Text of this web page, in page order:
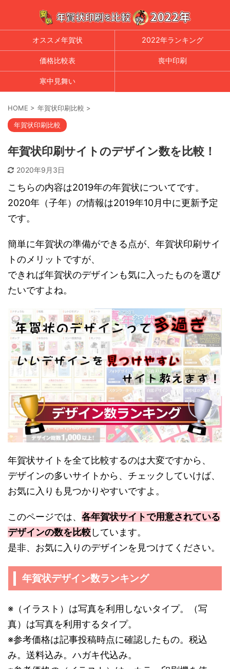
オススメ年賀状 2022年ランキング
価格比較表 喪中印刷
寒中見舞い
HOME > 年賀状印刷比較 >
年賀状印刷比較
年賀状印刷サイトのデザイン数を比較！
2020年9月3日
こちらの内容は2019年の年賀状についてです。
2020年（子年）の情報は2019年10月中に更新予定
です。
簡単に年賀状の準備ができる点が、年賀状印刷サイ
トのメリットですが、
できれば年賀状のデザインも気に入ったものを選び
たいですよね。
年賀状サイトを全て比較するのは大変ですから、
デザインの多いサイトから、チェックしていけば、
お気に入りも見つかりやすいですよ。
このページでは、 各年賀状サイトで用意されている
デザインの数を比較しています。
是非、お気に入りのデザインを見つけてください。
年賀状デザイン数ランキング
※（イラスト）は写真を利用しないタイプ。（写
真）は写真を利用するタイプ。
※参考価格は記事投稿時点に確認したもの。税込
み。送料込み。ハガキ代込み。